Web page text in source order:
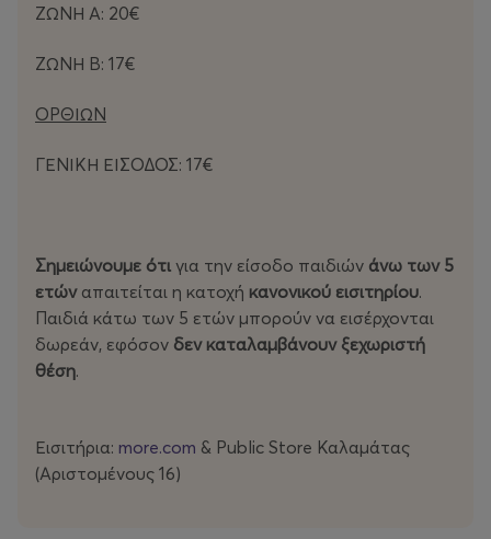
ΖΩΝΗ Α: 20€
ΖΩΝΗ Β: 17€
ΟΡΘΙΩΝ
ΓΕΝΙΚΗ ΕΙΣΟΔΟΣ: 17€
Σημειώνουμε ότι για την είσοδο παιδιών άνω των 5
ετώναπαιτείται η κατοχή κανονικού εισιτηρίου.
Παιδιά κάτω των 5 ετών μπορούν να εισέρχονται
δωρεάν, εφόσον δεν καταλαμβάνουν ξεχωριστή
θέση.
Εισιτήρια: more.com & Public Store Καλαμάτας
(Αριστομένους 16)